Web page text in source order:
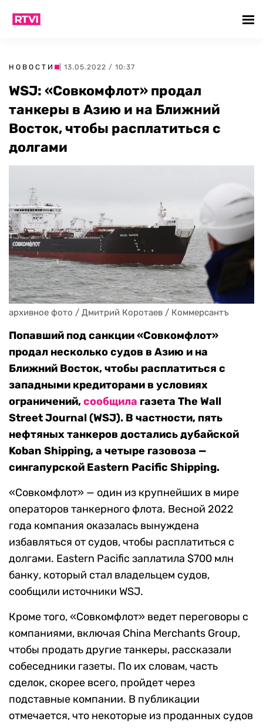
НОВОСТИ | 13.05.2022 / 10:37
WSJ: «Совкомфлот» продал
танкеры в Азию и на Ближний
Восток, чтобы расплатиться с
долгами
архивное фото / Дмитрий Коротаев / Коммерсантъ
Попавший под санкции «Совкомфлот»
продал несколько судов в Азию и на
Ближний Восток, чтобы расплатиться с
западными кредиторами в условиях
ограничений,сообщила газета The Wall
Street Journal (WSJ). В частности, пять
нефтяных танкеров достались дубайской
Koban Shipping, а четыре газовоза —
сингапурской Eastern Pacific Shipping.
«Совкомфлот» — один из крупнейших в мире
операторов танкерного флота. Весной 2022
года компания оказалась вынуждена
избавляться от судов, чтобы расплатиться с
долгами. Eastern Pacific заплатила $700 млн
банку, который стал владельцем судов,
сообщили источники WSJ.
Кроме того, «Совкомфлот» ведет переговоры с
компаниями, включая China Merchants Group,
чтобы продать другие танкеры, рассказали
собеседники газеты. По их словам, часть
сделок, скорее всего, пройдет через
подставные компании. В публикации
отмечается, что некоторые из проданных судов